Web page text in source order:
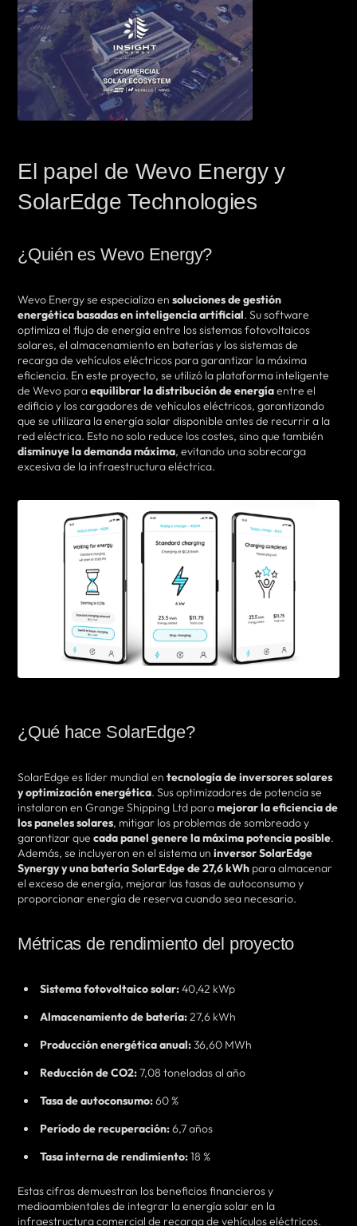
El papel de Wevo Energy y
SolarEdge Technologies
¿Quién es Wevo Energy?
Wevo Energy se especializa en soluciones de gestión
energética basadas en inteligencia artificial. Su software
optimiza el flujo de energía entre los sistemas fotovoltaicos
solares, el almacenamiento en baterías y los sistemas de
recarga de vehículos eléctricos para garantizar la máxima
eficiencia. En este proyecto, se utilizó la plataforma inteligente
de Wevo paraequilibrar la distribución de energíaentre el
edificio y los cargadores de vehículos eléctricos, garantizando
que se utilizara la energía solar disponible antes de recurrir a la
red eléctrica. Esto no solo reduce los costes, sino que también
disminuye la demanda máxima, evitando una sobrecarga
excesiva de la infraestructura eléctrica.
¿Qué hace SolarEdge?
SolarEdge es líder mundial en tecnología de inversores solares
y optimización energética. Sus optimizadores de potencia se
instalaron en Grange Shipping Ltd paramejorar la eficiencia de
los paneles solares, mitigar los problemas de sombreado y
garantizar que cada panel genere la máxima potencia posible.
Además, se incluyeron en el sistema un inversor SolarEdge
Synergy y una batería SolarEdge de 27,6 kWh para almacenar
el exceso de energía, mejorar las tasas de autoconsumo y
proporcionar energía de reserva cuando sea necesario.
Métricas de rendimiento del proyecto
Sistema fotovoltaico solar:40,42 kWp
Almacenamiento de batería:27,6 kWh
Producción energética anual:36,60 MWh
Reducción de CO2:7,08 toneladas al año
Tasa de autoconsumo:60 %
Período de recuperación:6,7 años
Tasa interna de rendimiento:18 %
Estas cifras demuestran los beneficios financieros y
medioambientales de integrar la energía solar en la
infraestructura comercial de recarga de vehículos eléctricos.